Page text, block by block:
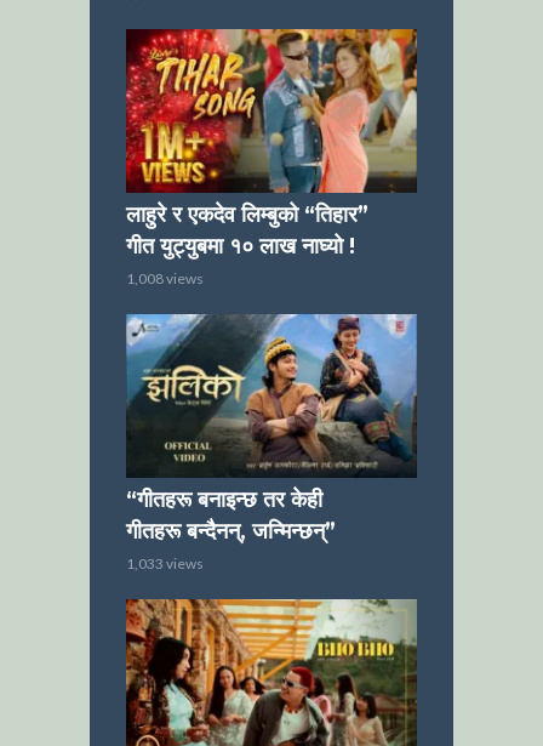
लाहुरे र एकदेव लिम्बुको “तिहार”
गीत युट्युबमा १० लाख नाघ्यो !
1,008 views
“गीतहरू बनाइन्छ तर केही
गीतहरू बन्दैनन्, जन्मिन्छन्”
1,033 views